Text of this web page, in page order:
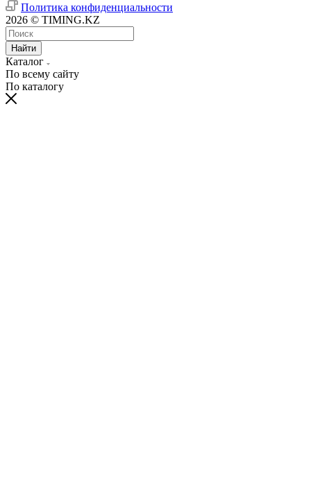
Политика конфиденциальности
2026 © TIMING.KZ
Найти
Каталог
По всему сайту
По каталогу